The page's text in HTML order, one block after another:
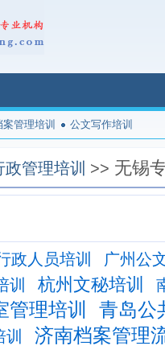
案管理培训 公文写作培训
政管理培训 >> 无锡
政人员培训 广州公
训 杭州文秘培训
管理培训
青岛公
济南档案管理